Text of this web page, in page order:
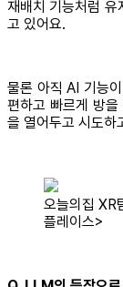
재배치 기능처럼
고 있어요.
물론 아직 AI 기능
편하고 빠르게 방
을 열어두고 시도하
오늘의집 XR
플레이스>